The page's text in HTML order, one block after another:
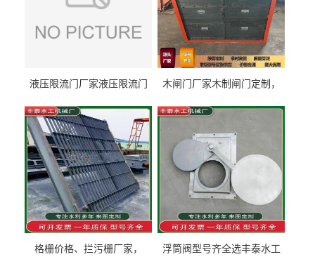
液压限流门厂家液压限流门
泰制造
木闸门厂家木制闸门定制，
型号齐全
格栅价格、拦污栅厂家，
浮筒阀型号齐全选丰泰水工